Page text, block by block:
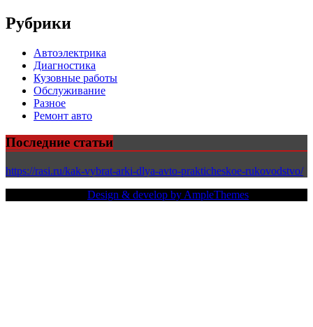
Рубрики
Автоэлектрика
Диагностика
Кузовные работы
Обслуживание
Разное
Ремонт авто
Последние статьи
https://rasi.ru/kak-vybrat-arki-dlya-avto-prakticheskoe-rukovodstvo/
Design & develop by AmpleThemes